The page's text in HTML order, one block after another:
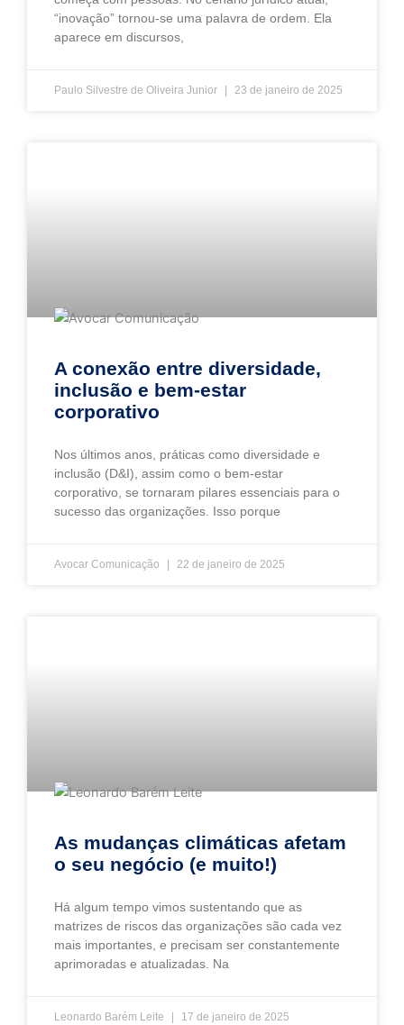
“inovação” tornou-se uma palavra de ordem. Ela
aparece em discursos,
Paulo Silvestre de Oliveira Junior 23 de janeiro de 2025
A conexão entre diversidade,
inclusão e bem-estar
corporativo
Nos últimos anos, práticas como diversidade e
inclusão (D&I), assim como o bem-estar
corporativo, se tornaram pilares essenciais para o
sucesso das organizações. Isso porque
Avocar Comunicação 22 de janeiro de 2025
As mudanças climáticas afetam
o seu negócio (e muito!)
Há algum tempo vimos sustentando que as
matrizes de riscos das organizações são cada vez
mais importantes, e precisam ser constantemente
aprimoradas e atualizadas. Na
Leonardo Barém Leite 17 de janeiro de 2025